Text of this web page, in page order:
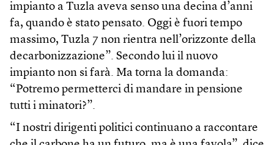
impianto a Tuzla aveva senso una decina d’anni
fa, quando è stato pensato. Oggi è fuori tempo
massimo, Tuzla 7 non rientra nell’orizzonte della
decarbonizzazione”. Secondo lui il nuovo
impianto non si farà. Ma torna la domanda:
“Potremo permetterci di mandare in pensione
tutti i minatori?”.
“I nostri dirigenti politici continuano a raccontare